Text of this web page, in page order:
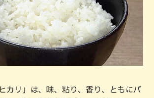
カリ」は、味、粘り、香り、ともにバ